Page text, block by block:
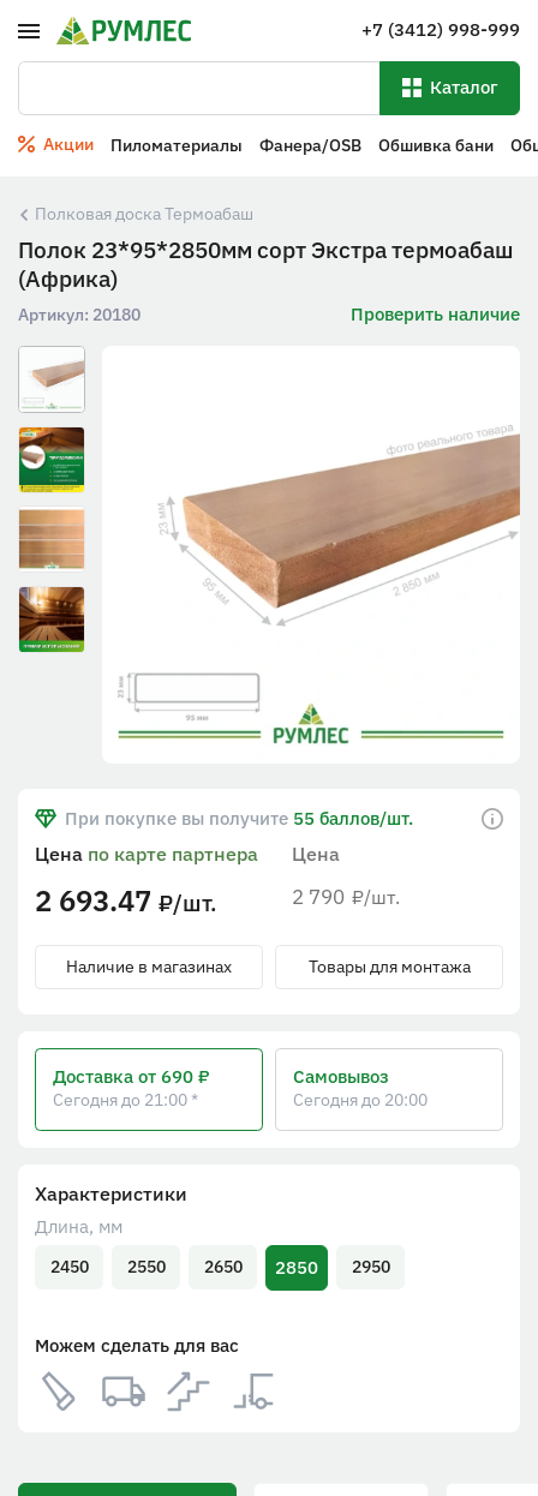
+7 (3412) 998-999
Каталог
Акции Пиломатериалы Фанера/OSB Обшивка бани
Полковая доска Термоабаш
Полок 23*95*2850мм сорт Экстра термоабаш
(Африка)
Артикул: 20180 Проверить наличие
Характеристики
Длина, мм
2450 2550 2650 2850 2950
Можем сделать для вас
При покупке вы получите 55 баллов/шт.
Цена
2 790 ₽/шт.
Цена по карте партнера
2 693.47 ₽/шт.
Наличие в магазинах Товары для монтажа
Доставка от 690 ₽
Сегодня до 21:00 *
Самовывоз
Сегодня до 20:00